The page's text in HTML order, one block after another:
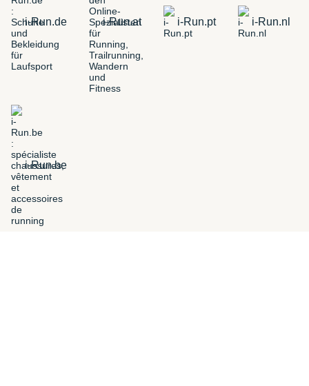
i-Run.de i-Run.at i-Run.pt i-Run.nl
i-Run.be